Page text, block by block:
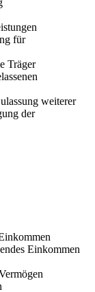
für
Träger
weiterer
der
Einkommen